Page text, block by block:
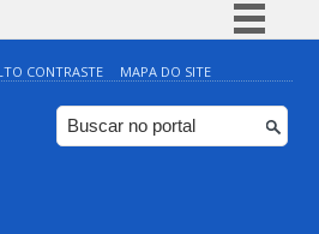
Simplifique!
Comunica BR
Participe
CONTRASTE MAPA DO SITE